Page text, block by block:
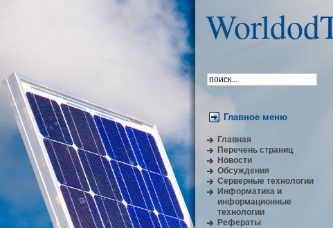
Главное меню
Главная
Перечень страниц
Новости
Обсуждения
Серверные технологии
Информатика и
информационные
технологии
Рефераты